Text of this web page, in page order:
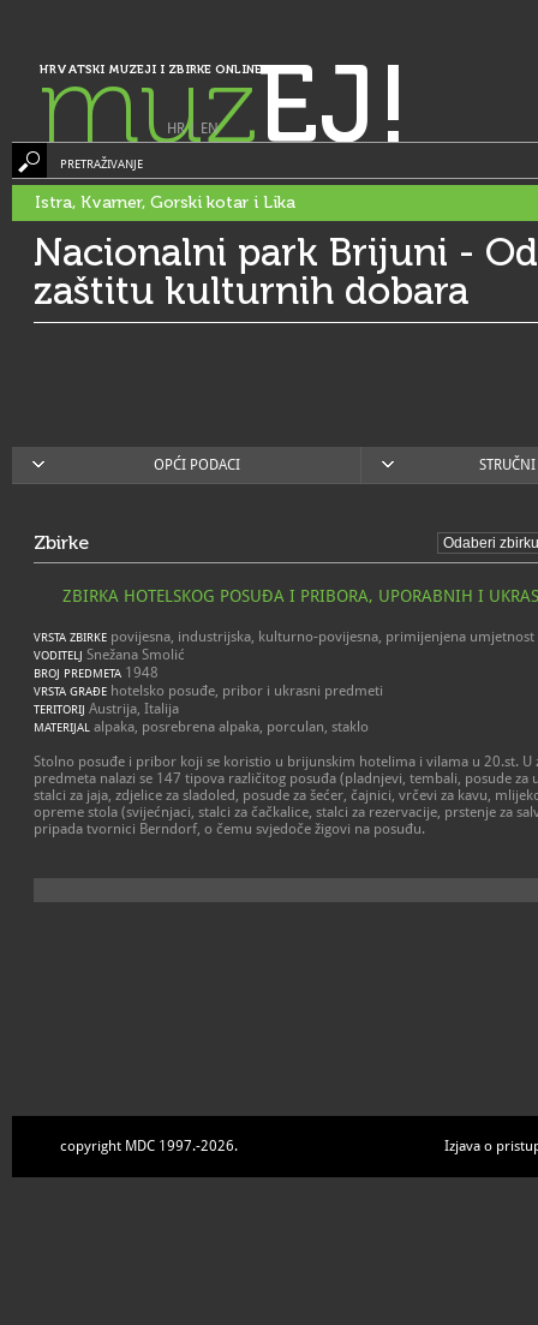
HRVATSKI MUZEJI I ZBIRKE ONLINE
muzEJ!
HR| EN
PRETRAŽIVANJE
Istra, Kvarner, Gorski kotar i Lika
Nacionalni park Brijuni -
zaštitu kulturnih dobara
OPĆI PODACI
Zbirke
ZBIRKA HOTELSKOG POSUĐA I PRIBORA, UPORABNIH I
VRSTA ZBIRKE povijesna, industrijska, kulturno-povijesna, primijenjena umjetnost
VODITELJ Snežana Smolić
BROJ PREDMETA 1948
VRSTA GRAĐE hotelsko posuđe, pribor i ukrasni predmeti
TERITORIJ Austrija, Italija
MATERIJAL alpaka, posrebrena alpaka, porculan, staklo
Stolno posuđe i pribor koji se koristio u brijunskim hotelima i vilama u 20.st. U
predmeta nalazi se 147 tipova različitog posuđa (pladnjevi, tembali, posude za
stalci za jaja, zdjelice za sladoled, posude za šećer, čajnici, vrčevi za kavu,
opreme stola (svijećnjaci, stalci za čačkalice, stalci za rezervacije, prstenje za
pripada tvornici Berndorf, o čemu svjedoče žigovi na posuđu.
copyright MDC 1997.-2026. Izjava o